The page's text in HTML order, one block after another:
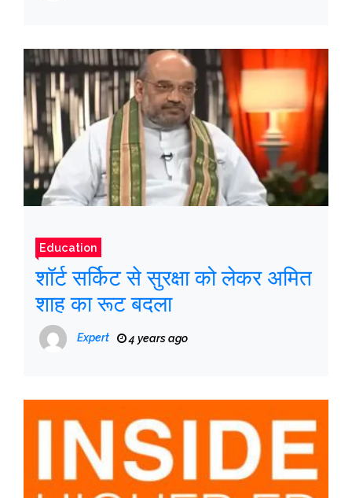
Education
शॉर्ट सर्किट से सुरक्षा को लेकर अमित
शाह का रूट बदला
Expert 4 years ago